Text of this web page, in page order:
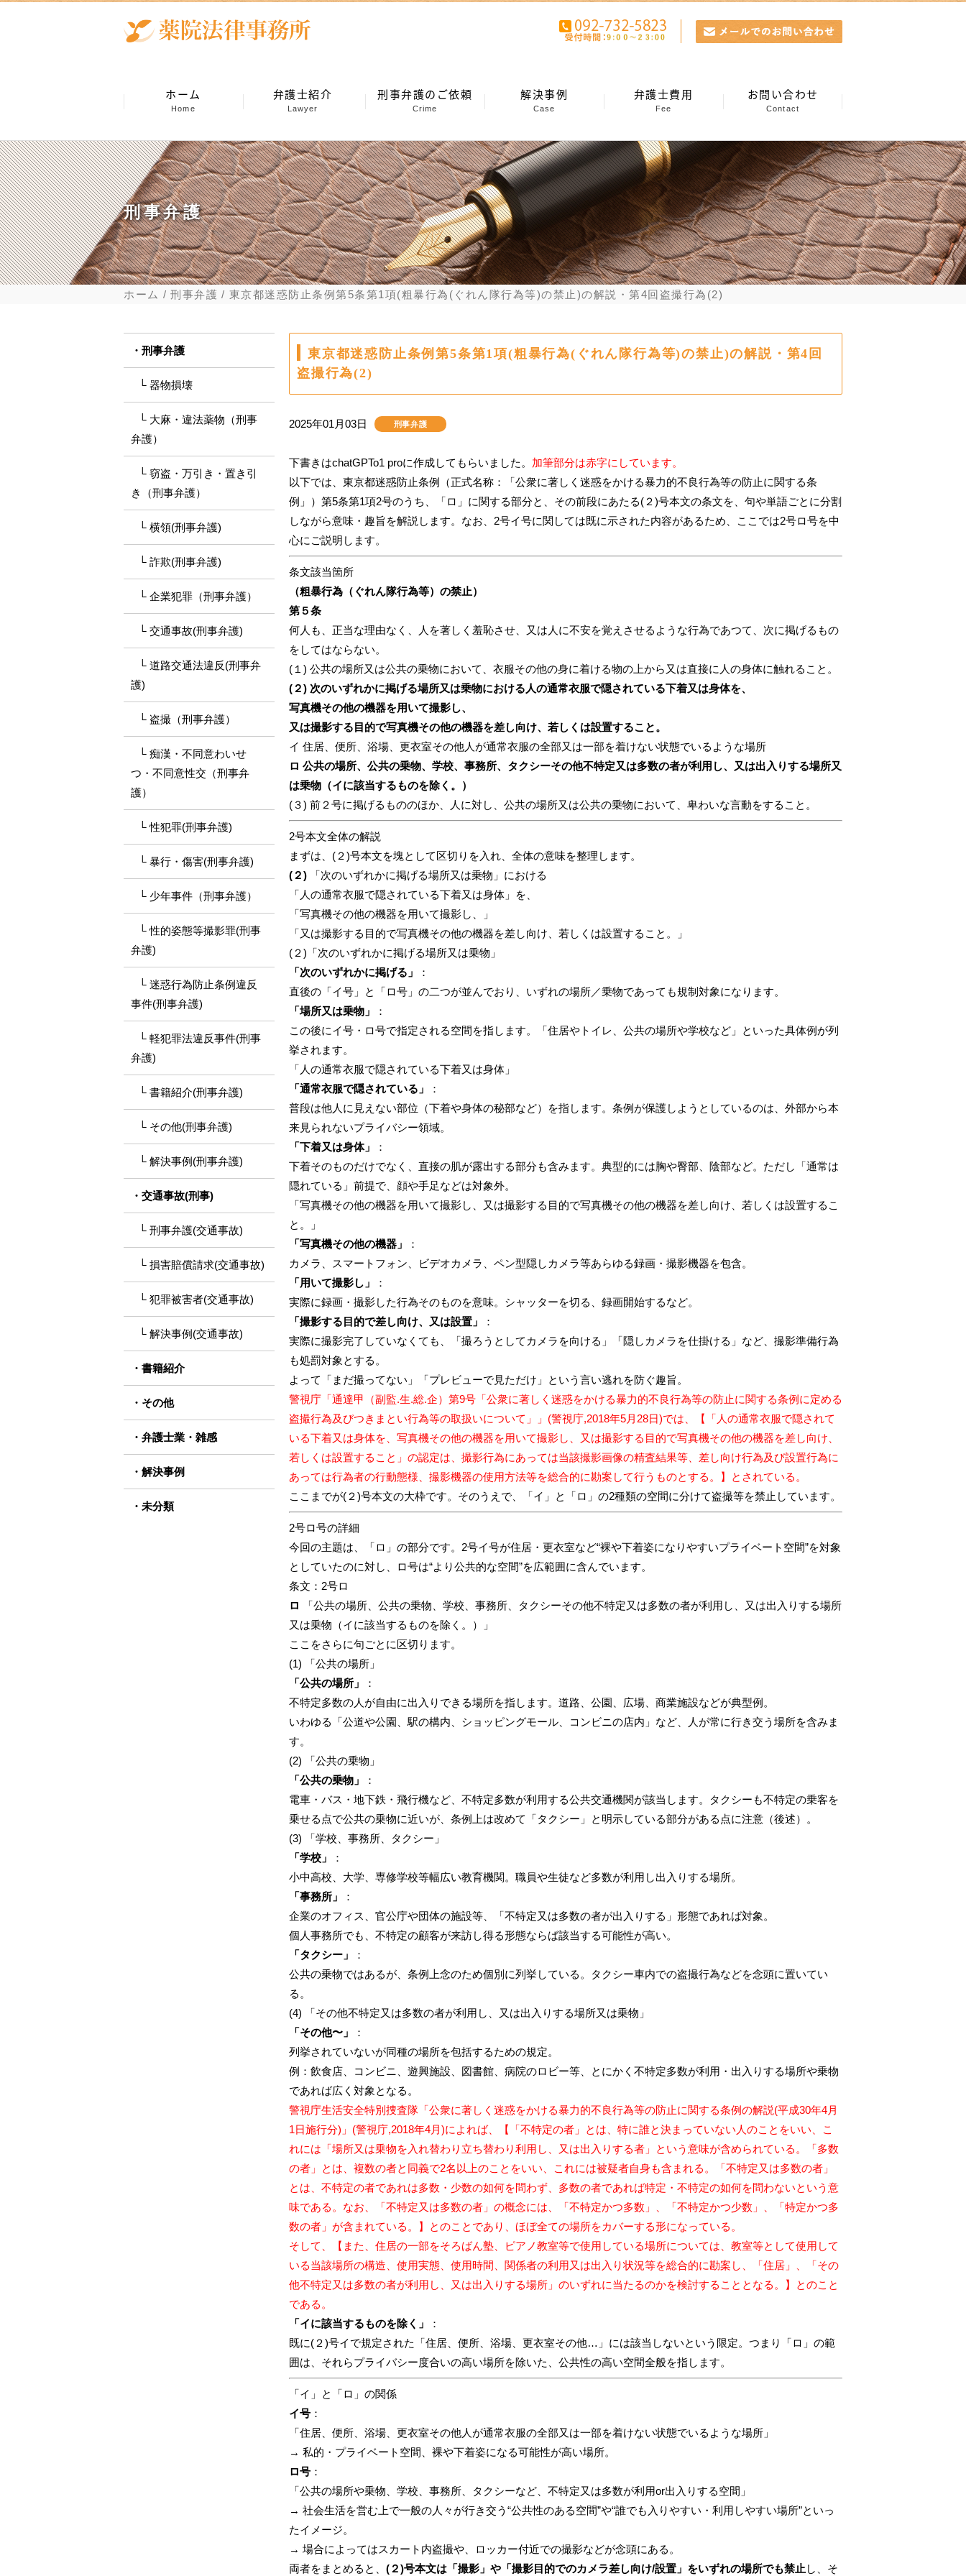
ホーム
Home
弁護士紹介
Lawyer
刑事弁護のご依頼
Crime
解決事例
Case
弁護士費用
Fee
お問い合わせ
Contact
刑事弁護
ホーム 刑事弁護 東京都迷惑防止条例第5条第1項(粗暴行為(ぐれん隊行為等)の禁止)の解説・第4回盗撮行為(2)
東京都迷惑防止条例第5条第1項(粗暴行為(ぐれん隊行為等)の禁止)の解説・第4回
盗撮行為(2)
2025年01月03日 刑事弁護
下書きはchatGPTo1 proに作成してもらいました。 加筆部分は赤字にしています。
以下では、東京都迷惑防止条例（正式名称：「公衆に著しく迷惑をかける暴力的不良行為等の防止に関する条
例」）第5条第1項2号のうち、「ロ」に関する部分と、その前段にあたる(２)号本文の条文を、句や単語ごとに分割
しながら意味・趣旨を解説します。なお、2号イ号に関しては既に示された内容があるため、ここでは2号ロ号を中
心にご説明します。
条文該当箇所
（粗暴行為（ぐれん隊行為等）の禁止）
第５条
何人も、正当な理由なく、人を著しく羞恥させ、又は人に不安を覚えさせるような行為であつて、次に掲げるもの
をしてはならない。
(１) 公共の場所又は公共の乗物において、衣服その他の身に着ける物の上から又は直接に人の身体に触れること。
(２) 次のいずれかに掲げる場所又は乗物における人の通常衣服で隠されている下着又は身体を、
写真機その他の機器を用いて撮影し、
又は撮影する目的で写真機その他の機器を差し向け、若しくは設置すること。
イ 住居、便所、浴場、更衣室その他人が通常衣服の全部又は一部を着けない状態でいるような場所
ロ 公共の場所、公共の乗物、学校、事務所、タクシーその他不特定又は多数の者が利用し、又は出入りする場所又
は乗物（イに該当するものを除く。）
(３) 前２号に掲げるもののほか、人に対し、公共の場所又は公共の乗物において、卑わいな言動をすること。
2号本文全体の解説
まずは、(２)号本文を塊として区切りを入れ、全体の意味を整理します。
(２) 「次のいずれかに掲げる場所又は乗物」における
「人の通常衣服で隠されている下着又は身体」を、
「写真機その他の機器を用いて撮影し、」
「又は撮影する目的で写真機その他の機器を差し向け、若しくは設置すること。」
(２)「次のいずれかに掲げる場所又は乗物」
「次のいずれかに掲げる」
：
直後の「イ号」と「ロ号」の二つが並んでおり、いずれの場所／乗物であっても規制対象になります。
「場所又は乗物」
：
この後にイ号・ロ号で指定される空間を指します。「住居やトイレ、公共の場所や学校など」といった具体例が列
挙されます。
「人の通常衣服で隠されている下着又は身体」
「通常衣服で隠されている」
：
普段は他人に見えない部位（下着や身体の秘部など）を指します。条例が保護しようとしているのは、外部から本
来見られないプライバシー領域。
「下着又は身体」
：
下着そのものだけでなく、直接の肌が露出する部分も含みます。典型的には胸や臀部、陰部など。ただし「通常は
隠れている」前提で、顔や手足などは対象外。
「写真機その他の機器を用いて撮影し、又は撮影する目的で写真機その他の機器を差し向け、若しくは設置するこ
と。」
「写真機その他の機器」
：
カメラ、スマートフォン、ビデオカメラ、ペン型隠しカメラ等あらゆる録画・撮影機器を包含。
「用いて撮影し」
：
実際に録画・撮影した行為そのものを意味。シャッターを切る、録画開始するなど。
「撮影する目的で差し向け、又は設置」
：
実際に撮影完了していなくても、「撮ろうとしてカメラを向ける」「隠しカメラを仕掛ける」など、撮影準備行為
も処罰対象とする。
よって「まだ撮ってない」「プレビューで見ただけ」という言い逃れを防ぐ趣旨。
警視庁「通達甲（副監.生.総.企）第9号「公衆に著しく迷惑をかける暴力的不良行為等の防止に関する条例に定める
盗撮行為及びつきまとい行為等の取扱いについて」」(警視庁,2018年5月28日)では、【「人の通常衣服で隠されて
いる下着又は身体を、写真機その他の機器を用いて撮影し、又は撮影する目的で写真機その他の機器を差し向け、
若しくは設置すること」の認定は、撮影行為にあっては当該撮影画像の精査結果等、差し向け行為及び設置行為に
あっては行為者の行動態様、撮影機器の使用方法等を総合的に勘案して行うものとする。】とされている。
ここまでが(２)号本文の大枠です。そのうえで、「イ」と「ロ」の2種類の空間に分けて盗撮等を禁止しています。
2号ロ号の詳細
今回の主題は、「ロ」の部分です。2号イ号が住居・更衣室など“裸や下着姿になりやすいプライベート空間”を対象
としていたのに対し、ロ号は“より公共的な空間”を広範囲に含んでいます。
条文：2号ロ
ロ
「公共の場所、公共の乗物、学校、事務所、タクシーその他不特定又は多数の者が利用し、又は出入りする場所
又は乗物（イに該当するものを除く。）」
ここをさらに句ごとに区切ります。
(1) 「公共の場所」
「公共の場所」
：
不特定多数の人が自由に出入りできる場所を指します。道路、公園、広場、商業施設などが典型例。
いわゆる「公道や公園、駅の構内、ショッピングモール、コンビニの店内」など、人が常に行き交う場所を含みま
す。
(2) 「公共の乗物」
「公共の乗物」
：
電車・バス・地下鉄・飛行機など、不特定多数が利用する公共交通機関が該当します。タクシーも不特定の乗客を
乗せる点で公共の乗物に近いが、条例上は改めて「タクシー」と明示している部分がある点に注意（後述）。
(3) 「学校、事務所、タクシー」
「学校」
：
小中高校、大学、専修学校等幅広い教育機関。職員や生徒など多数が利用し出入りする場所。
「事務所」
：
企業のオフィス、官公庁や団体の施設等、「不特定又は多数の者が出入りする」形態であれば対象。
個人事務所でも、不特定の顧客が来訪し得る形態ならば該当する可能性が高い。
「タクシー」
：
公共の乗物ではあるが、条例上念のため個別に列挙している。タクシー車内での盗撮行為などを念頭に置いてい
る。
(4) 「その他不特定又は多数の者が利用し、又は出入りする場所又は乗物」
「その他〜」
：
列挙されていないが同種の場所を包括するための規定。
例：飲食店、コンビニ、遊興施設、図書館、病院のロビー等、とにかく不特定多数が利用・出入りする場所や乗物
であれば広く対象となる。
警視庁生活安全特別捜査隊「公衆に著しく迷惑をかける暴力的不良行為等の防止に関する条例の解説(平成30年4月
1日施行分)」(警視庁,2018年4月)によれば、【「不特定の者」とは、特に誰と決まっていない人のことをいい、こ
れには「場所又は乗物を入れ替わり立ち替わり利用し、又は出入りする者」という意味が含められている。「多数
の者」とは、複数の者と同義で2名以上のことをいい、これには被疑者自身も含まれる。「不特定又は多数の者」
とは、不特定の者であれは多数・少数の如何を問わず、多数の者であれば特定・不特定の如何を問わないという意
味である。なお、「不特定又は多数の者」の概念には、「不特定かつ多数」、「不特定かつ少数」、「特定かつ多
数の者」が含まれている。】とのことであり、ほぼ全ての場所をカバーする形になっている。
そして、【また、住居の一部をそろばん塾、ピアノ教室等で使用している場所については、教室等として使用して
いる当該場所の構造、使用実態、使用時間、関係者の利用又は出入り状況等を総合的に勘案し、「住居」、「その
他不特定又は多数の者が利用し、又は出入りする場所」のいずれに当たるのかを検討することとなる。】とのこと
である。
「イに該当するものを除く」
：
既に(２)号イで規定された「住居、便所、浴場、更衣室その他…」には該当しないという限定。つまり「ロ」の範
囲は、それらプライバシー度合いの高い場所を除いた、公共性の高い空間全般を指します。
「イ」と「ロ」の関係
イ号 ：
「住居、便所、浴場、更衣室その他人が通常衣服の全部又は一部を着けない状態でいるような場所」
→ 私的・プライベート空間、裸や下着姿になる可能性が高い場所。
ロ号 ：
「公共の場所や乗物、学校、事務所、タクシーなど、不特定又は多数が利用or出入りする空間」
→ 社会生活を営む上で一般の人々が行き交う“公共性のある空間”や“誰でも入りやすい・利用しやすい場所”といっ
たイメージ。
→ 場合によってはスカート内盗撮や、ロッカー付近での撮影などが念頭にある。
両者をまとめると、 (２)号本文は「撮影」や「撮影目的でのカメラ差し向け/設置」をいずれの場所でも禁止 し、そ
刑事弁護
器物損壊
大麻・違法薬物（刑事
弁護）
窃盗・万引き・置き引
き（刑事弁護）
横領(刑事弁護)
詐欺(刑事弁護)
企業犯罪（刑事弁護）
交通事故(刑事弁護)
道路交通法違反(刑事弁
護)
盗撮（刑事弁護）
痴漢・不同意わいせ
つ・不同意性交（刑事弁
護）
性犯罪(刑事弁護)
暴行・傷害(刑事弁護)
少年事件（刑事弁護）
性的姿態等撮影罪(刑事
弁護)
迷惑行為防止条例違反
事件(刑事弁護)
軽犯罪法違反事件(刑事
弁護)
書籍紹介(刑事弁護)
その他(刑事弁護)
解決事例(刑事弁護)
交通事故(刑事)
刑事弁護(交通事故)
損害賠償請求(交通事故)
犯罪被害者(交通事故)
解決事例(交通事故)
書籍紹介
その他
弁護士業・雑感
解決事例
未分類